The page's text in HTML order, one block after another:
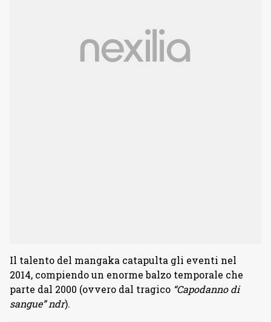
Il talento del mangaka catapulta gli eventi nel
2014, compiendo un enorme balzo temporale che
parte dal 2000 (ovvero dal tragico “Capodanno di
sangue” ndr).